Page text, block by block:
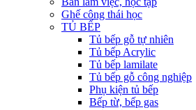
Ghế công thái học
TỦ BẾP
Tủ bếp gỗ tự nhiên
Tủ bếp Acrylic
Tủ bếp lamilate
Tủ bếp gỗ công nghiệp
Phụ kiện tủ bếp
Bếp từ, bếp gas